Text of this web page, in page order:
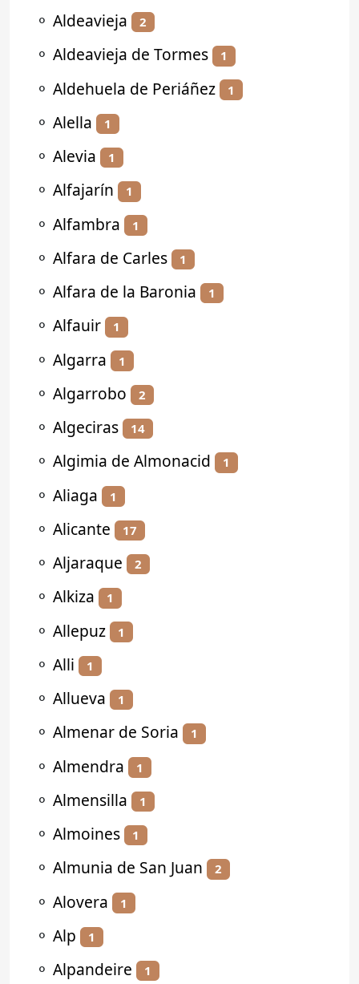
⚬ Aldeavieja 2
⚬ Aldeavieja de Tormes 1
⚬ Aldehuela de Periáñez 1
⚬ Alella 1
⚬ Alevia 1
⚬ Alfajarín 1
⚬ Alfambra 1
⚬ Alfara de Carles 1
⚬ Alfara de la Baronia 1
⚬ Alfauir 1
⚬ Algarra 1
⚬ Algarrobo 2
⚬ Algeciras 14
⚬ Algimia de Almonacid 1
⚬ Aliaga 1
⚬ Alicante 17
⚬ Aljaraque 2
⚬ Alkiza 1
⚬ Allepuz 1
⚬ Alli 1
⚬ Allueva 1
⚬ Almenar de Soria 1
⚬ Almendra 1
⚬ Almensilla 1
⚬ Almoines 1
⚬ Almunia de San Juan 2
⚬ Alovera 1
⚬ Alp 1
⚬ Alpandeire 1